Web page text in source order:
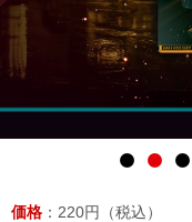
価格 ：220円（税込）